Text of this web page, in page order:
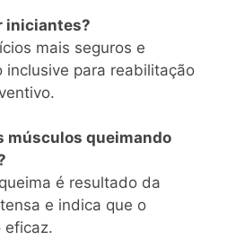
iniciantes?
mais seguros e
para reabilitação
músculos queimando
é resultado da
e indica que o
eficaz.